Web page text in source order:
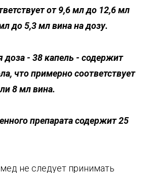
от 9,6 мл до 12,6 мл
до 5,3 мл вина на дозу.
доза - 38 капель - содержит
что примерно соответствует
8 мл вина.
препарата содержит 25
не следует принимать